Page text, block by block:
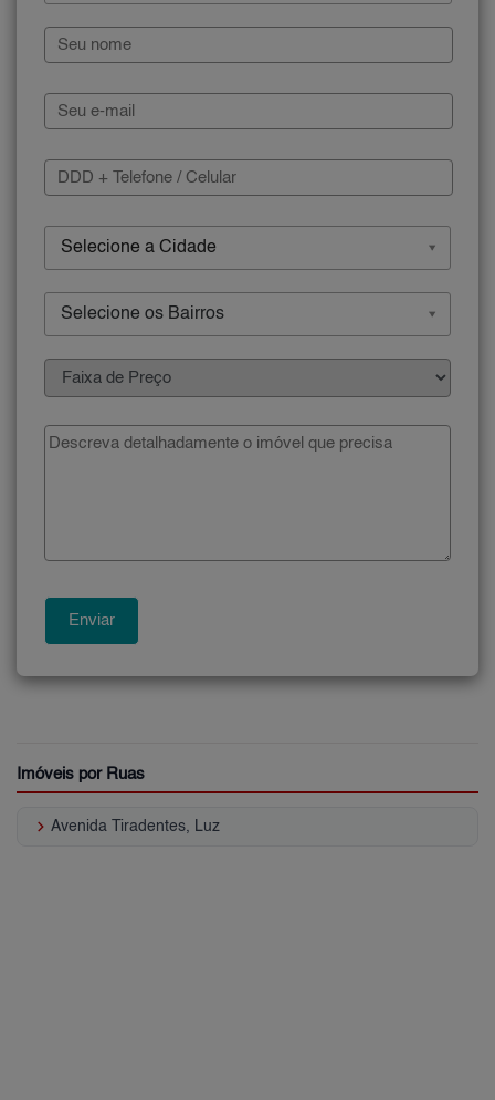
Selecione a Cidade
Selecione os Bairros
Imóveis por Ruas
keyboard_arrow_right Avenida Tiradentes, Luz